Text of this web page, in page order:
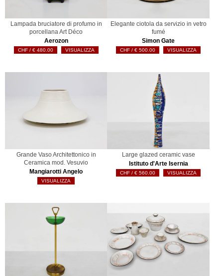
Lampada bruciatore di profumo in
porcellana Art Déco
Aerozon
€480.00 VISUALIZZA
Elegante ciotola da servizio in vetro
fumé
Simon Gate
€ 500.00 VISUALIZZA
Grande Vaso Architettonico in
Ceramica mod. Vesuvio
Mangiarotti Angelo
VISUALIZZA
Large glazed ceramic vase
Istituto d'Arte Isernia
€ 560.00 VISUALIZZA